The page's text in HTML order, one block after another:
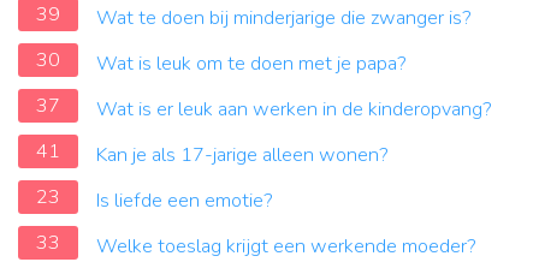
39
Wat te doen bij minderjarige die zwanger is?
30
Wat is leuk om te doen met je papa?
37
Wat is er leuk aan werken in de kinderopvang?
41
Kan je als 17-jarige alleen wonen?
23
Is liefde een emotie?
33
Welke toeslag krijgt een werkende moeder?